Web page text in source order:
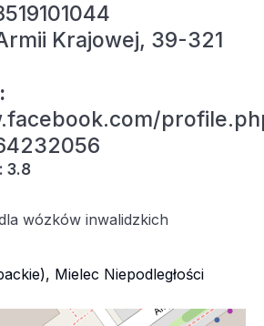
Krajowej, 39-321
3.8
wózków inwalidzkich
, Mielec Niepodległości